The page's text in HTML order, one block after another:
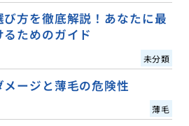
方を徹底解説！あなたに最
ためのガイド
未分類
ージと薄毛の危険性
薄毛